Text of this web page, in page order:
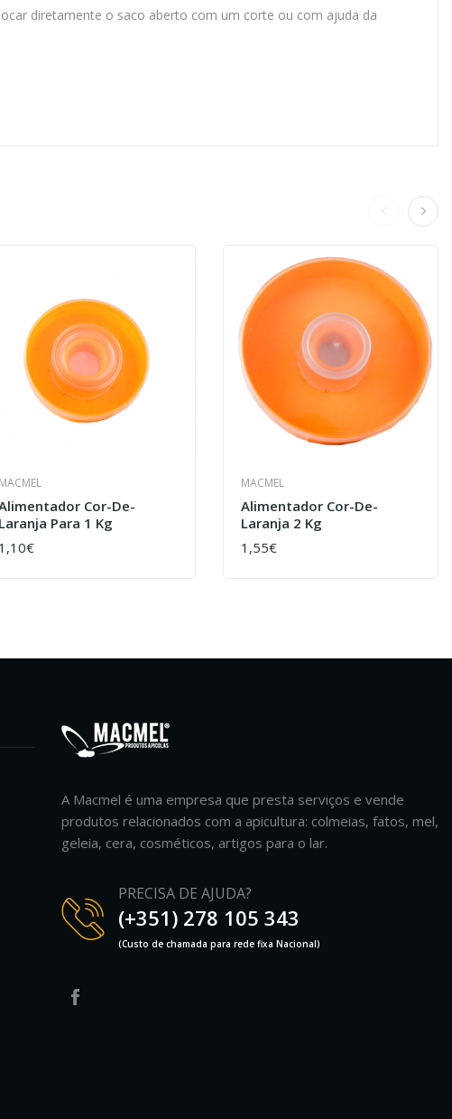
diretamente o saco aberto com um corte ou com ajuda da
MACMEL
Cor-De-
Laranja Para 1 Kg
1,10€
COMPRAR
MACMEL
Alimentador Cor-De-
Laranja 2 Kg
1,55€
COMPRAR
A Macmel é uma empresa que presta serviços e vende
produtos relacionados com a apicultura: colmeias, fatos, mel,
geleia, cera, cosméticos, artigos para o lar.
PRECISA DE AJUDA?
(+351) 278 105 343
(Custo de chamada para rede fixa Nacional)